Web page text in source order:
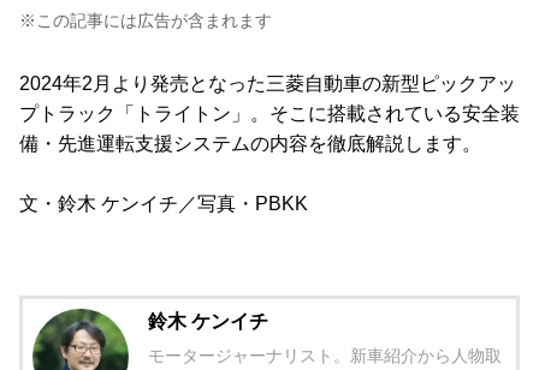
※この記事には広告が含まれます
2024年2月より発売となった三菱自動車の新型ピックアッ
プトラック「トライトン」。そこに搭載されている安全装
備・先進運転支援システムの内容を徹底解説します。
文・鈴木 ケンイチ／写真・PBKK
鈴木 ケンイチ
モータージャーナリスト。新車紹介から人物取